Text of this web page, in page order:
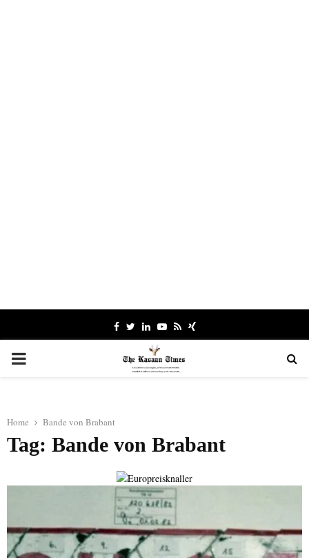
Facebook
TwitterLinkedinYoutube
RssXing
PRIMARY
Home Bande von Brabant
Tag: Bande von Brabant